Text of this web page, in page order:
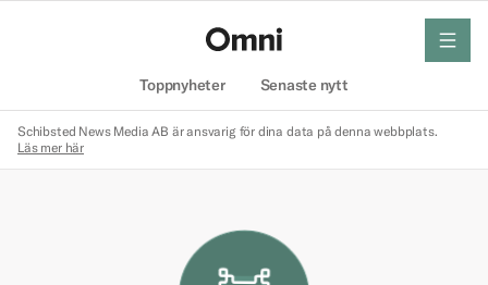
Toppnyheter Senaste nytt
meny
Schibsted News Media AB är ansvarig för dina data på denna webbplats.
Läs mer här